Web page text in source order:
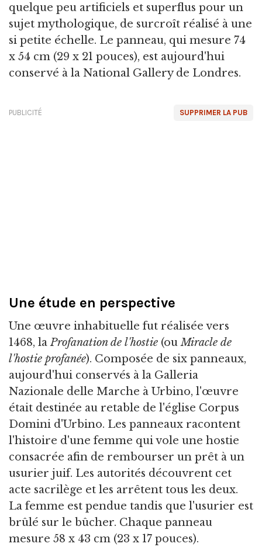
quelque peu artificiels et superflus pour un
sujet mythologique, de surcroît réalisé à une
si petite échelle. Le panneau, qui mesure 74
x 54 cm (29 x 21 pouces), est aujourd'hui
conservé à la National Gallery de Londres.
SUPPRIMER LA PUB
PUBLICITÉ
Une étude en perspective
Une œuvre inhabituelle fut réalisée vers
1468, laProfanation de l'hostie (ouMiracle de
l'hostie profanée). Composée de six panneaux,
aujourd'hui conservés à la Galleria
Nazionale delle Marche à Urbino, l'œuvre
était destinée au retable de l'église Corpus
Domini d'Urbino. Les panneaux racontent
l'histoire d'une femme qui vole une hostie
consacrée afin de rembourser un prêt à un
usurier juif. Les autorités découvrent cet
acte sacrilège et les arrêtent tous les deux.
La femme est pendue tandis que l'usurier est
brûlé sur le bûcher. Chaque panneau
mesure 58 x 43 cm (23 x 17 pouces).